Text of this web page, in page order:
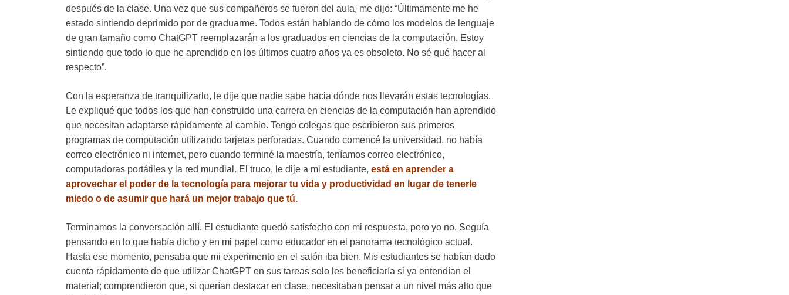
después de la clase. Una vez que sus compañeros se fueron del aula, me dijo: “Últimamente me he
estado sintiendo deprimido por de graduarme. Todos están hablando de cómo los modelos de lenguaje
de gran tamaño como ChatGPT reemplazarán a los graduados en ciencias de la computación. Estoy
sintiendo que todo lo que he aprendido en los últimos cuatro años ya es obsoleto. No sé qué hacer al
respecto”.
Con la esperanza de tranquilizarlo, le dije que nadie sabe hacia dónde nos llevarán estas tecnologías.
Le expliqué que todos los que han construido una carrera en ciencias de la computación han aprendido
que necesitan adaptarse rápidamente al cambio. Tengo colegas que escribieron sus primeros
programas de computación utilizando tarjetas perforadas. Cuando comencé la universidad, no había
correo electrónico ni internet, pero cuando terminé la maestría, teníamos correo electrónico,
computadoras portátiles y la red mundial. El truco, le dije a mi estudiante, está en aprender a
aprovechar el poder de la tecnología para mejorar tu vida y productividad en lugar de tenerle
miedo o de asumir que hará un mejor trabajo que tú.
Terminamos la conversación allí. El estudiante quedó satisfecho con mi respuesta, pero yo no. Seguía
pensando en lo que había dicho y en mi papel como educador en el panorama tecnológico actual.
Hasta ese momento, pensaba que mi experimento en el salón iba bien. Mis estudiantes se habían dado
cuenta rápidamente de que utilizar ChatGPT en sus tareas solo les beneficiaría si ya entendían el
material; comprendieron que, si querían destacar en clase, necesitaban pensar a un nivel más alto que